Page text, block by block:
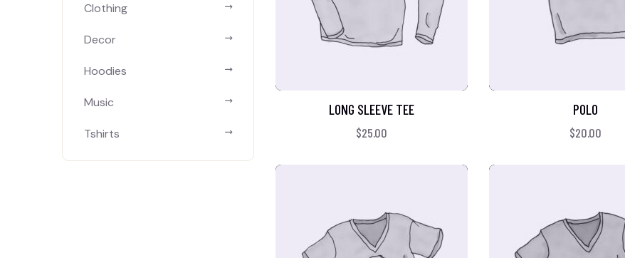
Clothing
Decor
Hoodies
Music
Tshirts
LONG SLEEVE TEE
$25.00
POLO
$20.00